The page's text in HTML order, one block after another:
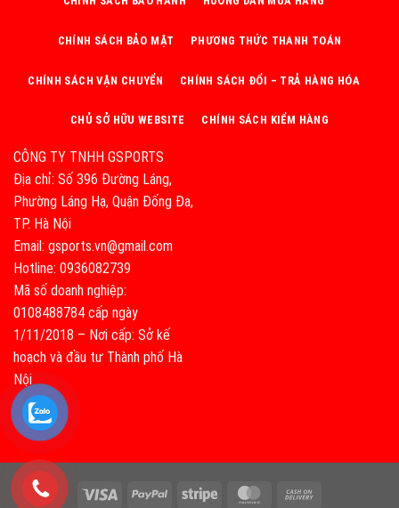
CÔNG TY TNHH GSPORTS
Địa chỉ: Số 396 Đường Láng,
Phường Láng Hạ, Quận Đống Đa,
TP. Hà Nội
Email: gsports.vn@gmail.com
Hotline: 0936082739
Mã số doanh nghiệp:
0108488784 cấp ngày
1/11/2018 – Nơi cấp: Sở kế
hoạch và đầu tư Thành phố Hà
Nội
CHÍNH SÁCH BẢO MẬT PHƯƠNG THỨC THANH TOÁN
CHÍNH SÁCH VẬN CHUYỂN CHÍNH SÁCH ĐỔI – TRẢ HÀNG HÓA
CHỦ SỞ HỮU WEBSITE CHÍNH SÁCH KIỂM HÀNG